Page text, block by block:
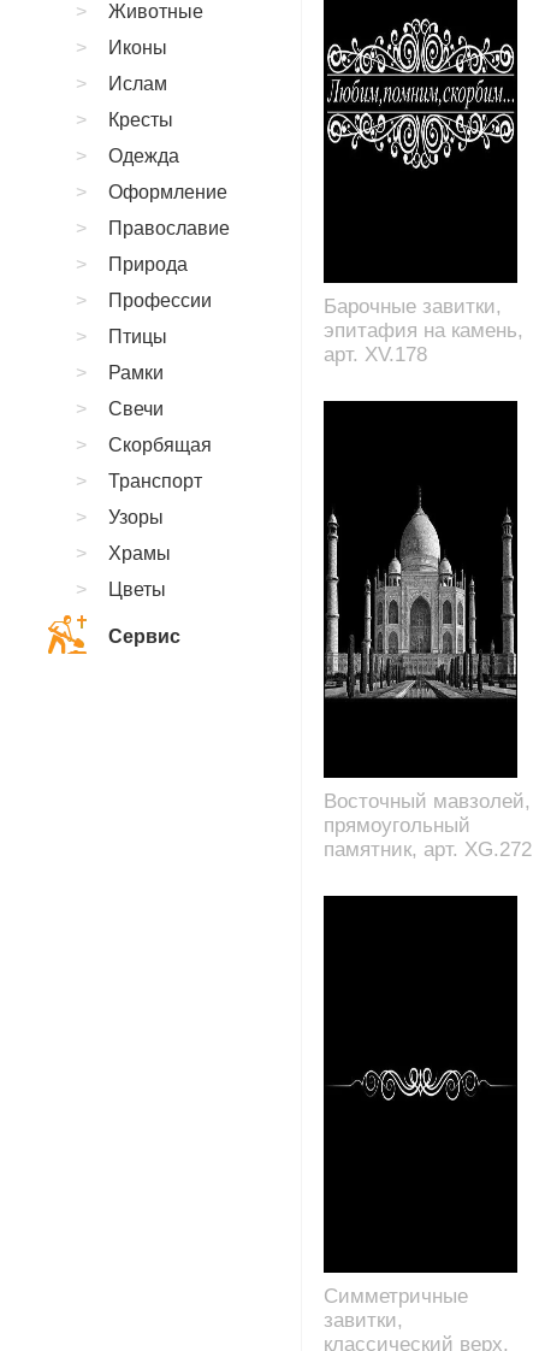
Барочные завитки,
эпитафия на камень,
арт. XV.178
Восточный мавзолей,
прямоугольный
памятник, арт. XG.272
Симметричные
завитки,
классический верх,
Животные
Иконы
Ислам
Кресты
Одежда
Оформление
Православие
Природа
Профессии
Птицы
Рамки
Свечи
Скорбящая
Транспорт
Узоры
Храмы
Цветы
Сервис